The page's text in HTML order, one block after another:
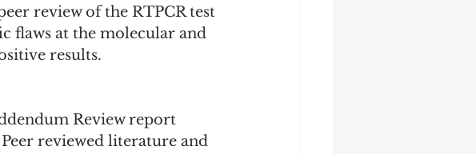
review of the RTPCR test
flaws at the molecular and
results.
Review report
reviewed literature and